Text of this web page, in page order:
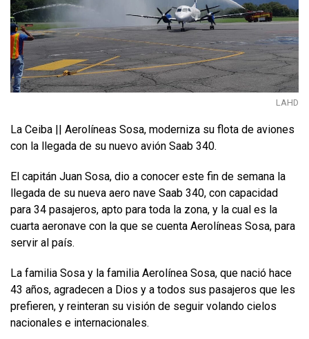
LAHD
La Ceiba || Aerolíneas Sosa, moderniza su flota de aviones
con la llegada de su nuevo avión Saab 340.
El capitán Juan Sosa, dio a conocer este fin de semana la
llegada de su nueva aero nave Saab 340, con capacidad
para 34 pasajeros, apto para toda la zona, y la cual es la
cuarta aeronave con la que se cuenta Aerolíneas Sosa, para
servir al país.
La familia Sosa y la familia Aerolínea Sosa, que nació hace
43 años, agradecen a Dios y a todos sus pasajeros que les
prefieren, y reinteran su visión de seguir volando cielos
nacionales e internacionales.